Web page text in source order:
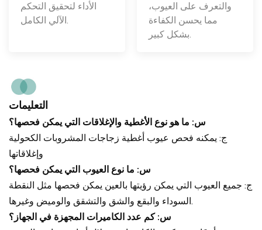
الأداء لتحقيق التحكم
والتعرف على العيوب،
مما يحسن الكفاءة
التعليمات
س: ما هو نوع الأغطية والإغلاقات التي يمكن فحصها؟
ج: يمكنه فحص عيوب أغطية زجاجات المشروبات الكحولية
وإغلاقاتها
س: ما نوع العيوب التي يمكن فحصها؟
ج: جميع العيوب التي يمكن رؤيتها بالعين يمكن فحصها مثل النقطة
السوداء والبقع والشق والتشقق والوميض وغيرها.
س: كم عدد الكاميرات المجهزة في الجهاز؟